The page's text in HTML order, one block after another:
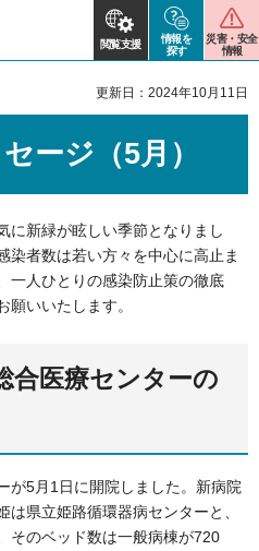
閲覧支援
情報を
探す
災害・安全
情報
更新日：2024年10月11日
ージ（5月）
に新緑が眩しい季節となりまし
染者数は若い方々を中心に高止ま
一人ひとりの感染防止策の徹底
願いいたします。
合医療センターの
が5月1日に開院しました。新病院
県立姫路循環器病センターと、
そのベッド数は一般病棟が720